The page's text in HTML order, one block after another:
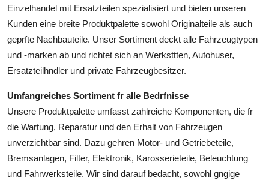
Submit Press Release
Health
Guest Posting
Advertise with US
Business
Einzelhandel mit Ersatzteilen spezialisiert und bieten unseren
Kunden eine breite Produktpalette sowohl Originalteile als auch
geprfte Nachbauteile. Unser Sortiment deckt alle Fahrzeugtypen
und -marken ab und richtet sich an Werksttten, Autohuser,
Ersatzteilhndler und private Fahrzeugbesitzer.
Umfangreiches Sortiment fr alle Bedrfnisse
Unsere Produktpalette umfasst zahlreiche Komponenten, die fr
die Wartung, Reparatur und den Erhalt von Fahrzeugen
unverzichtbar sind. Dazu gehren Motor- und Getriebeteile,
Bremsanlagen, Filter, Elektronik, Karosserieteile, Beleuchtung
und Fahrwerksteile. Wir sind darauf bedacht, sowohl gngige